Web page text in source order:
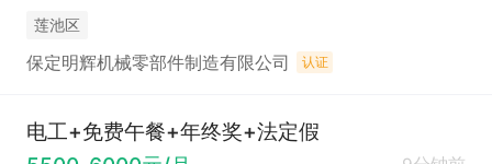
莲池区
保定明辉机械零部件制造有限公司 认证
电工+免费午餐+年终奖+法定假